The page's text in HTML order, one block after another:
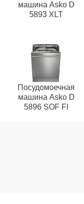
машина Asko D
5893 XLT
Посудомоечная
машина Asko D
5896 SOF FI